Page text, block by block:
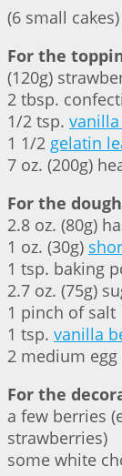
(6 small cakes)
For the
(120g)
2 tbsp.
1/2 tsp.
1 1/2 gelatin
7 oz. (200g)
For the
2.8 oz. (80g)
1 oz. (30g)
1 tsp. baking
2.7 oz. (75g)
1 pinch of salt
1 tsp. vanilla
2 medium
For the
a few berries
strawberries)
some white